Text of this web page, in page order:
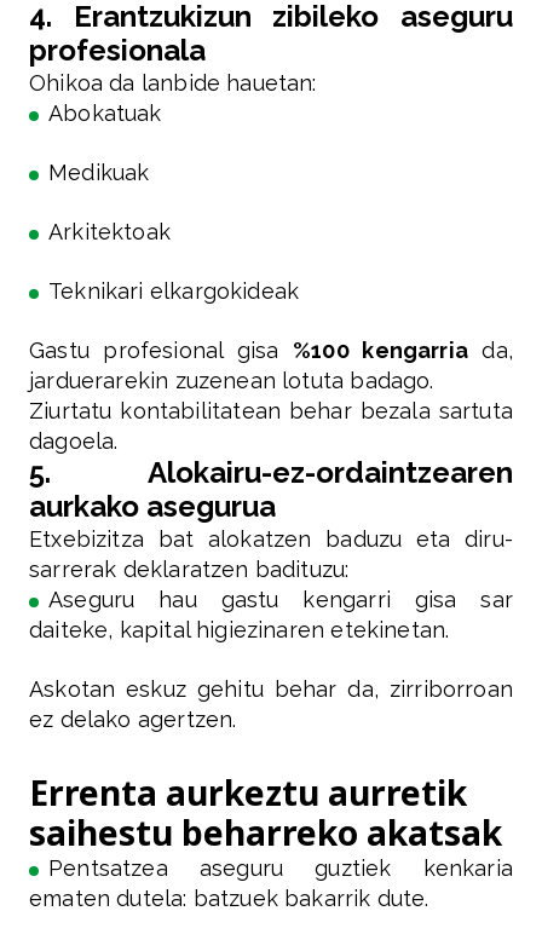
4. Erantzukizun zibileko aseguru
profesionala
Ohikoa da lanbide hauetan:
Abokatuak
Medikuak
Arkitektoak
Teknikari elkargokideak
Gastu profesional gisa %100 kengarriada,
jarduerarekin zuzenean lotuta badago.
Ziurtatu kontabilitatean behar bezala sartuta
dagoela.
5. Alokairu-ez-ordaintzearen
aurkako asegurua
Etxebizitza bat alokatzen baduzu eta diru-
sarrerak deklaratzen badituzu:
Aseguru hau gastu kengarri gisa sar
daiteke, kapital higiezinaren etekinetan.
Askotan eskuz gehitu behar da, zirriborroan
ez delako agertzen.
Errenta aurkeztu aurretik
saihestu beharreko akatsak
Pentsatzea aseguru guztiek kenkaria
ematen dutela: batzuek bakarrik dute.